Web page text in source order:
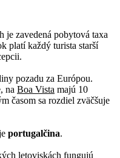
je zavedená pobytová taxa
platí každý turista starší
pozadu za Európou.
na Boa Vista majú 10
časom sa rozdiel zväčšuje
portugalčina.
letoviskách fungujú